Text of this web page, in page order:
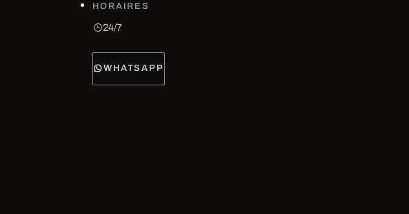
HORAIRES
24/7
WHATSAPP